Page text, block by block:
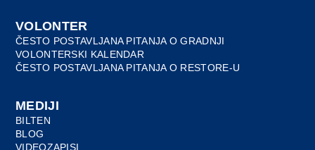
VOLONTER
ČESTO POSTAVLJANA PITANJA O GRADNJI
VOLONTERSKI KALENDAR
ČESTO POSTAVLJANA PITANJA O RESTORE-U
MEDIJI
BILTEN
BLOG
VIDEOZAPISI